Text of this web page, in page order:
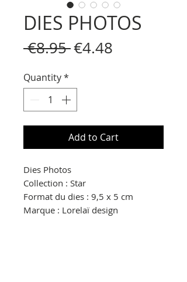
DIES PHOTOS
€8.95 Regular
€4.48
Quantity*
Add to Cart
Dies Photos
Collection : Star
Format du dies : 9,5 x 5 cm
Marque : Lorelaï design